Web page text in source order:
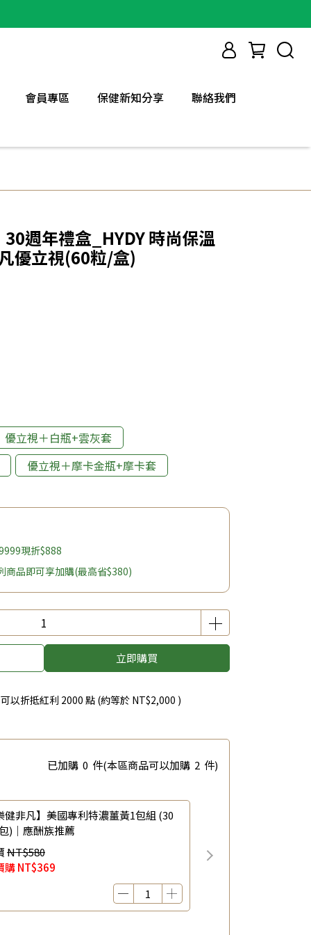
會員專區 保健新知分享 聯絡我們
週年禮盒_HYDY 時尚保溫
優立視(60粒/盒)
優立視＋白瓶+雲灰套
優立視＋摩卡金瓶+摩卡套
現折$888
商品即可享加購(最高省$380)
立即購買
以折抵紅利 2000 點 (約等於 NT$2,000 )
已加購 0 件(本區商品可以加購 2 件)
健非凡】美國專利特濃薑黃1包組 (30
)｜應酬族推薦
NT$580
購NT$369